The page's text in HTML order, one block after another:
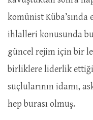
komünist
ihlalleri konusunda
güncel rejim için bir
birliklere liderlik ettiği
suçlularının idamı,
hep burası olmuş.